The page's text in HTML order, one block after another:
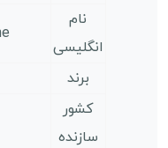
نام
انگلیسی
برند
کشور
سازنده